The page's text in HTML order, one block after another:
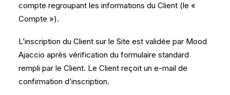
compte regroupant les informations du Client (le «
Compte »).
L’inscription du Client sur le Site est validée par Mood
Ajaccio après vérification du formulaire standard
rempli par le Client. Le Client reçoit un e-mail de
confirmation d’inscription.